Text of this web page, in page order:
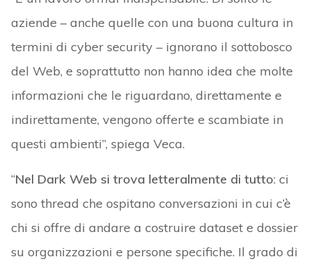
aziende – anche quelle con una buona cultura in
termini di cyber security – ignorano il sottobosco
del Web, e soprattutto non hanno idea che molte
informazioni che le riguardano, direttamente e
indirettamente, vengono offerte e scambiate in
questi ambienti”, spiega Veca.
“Nel Dark Web si trova letteralmente di tutto: ci
sono thread che ospitano conversazioni in cui c’è
chi si offre di andare a costruire dataset e dossier
su organizzazioni e persone specifiche. Il grado di